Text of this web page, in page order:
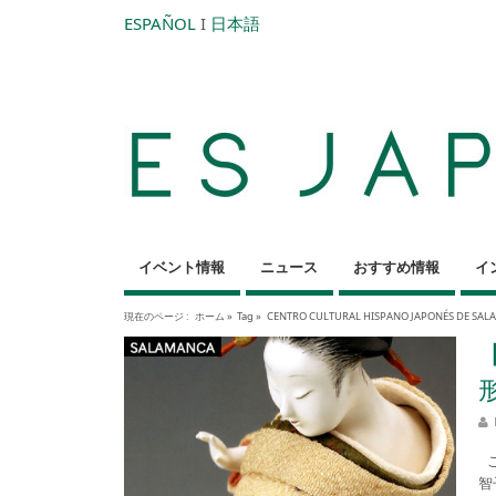
ESPAÑOL I 日本語
イベント情報 ニュース おすすめ情報 イ
現在のページ : ホーム » Tag » CENTRO CULTURAL HISPANO JAPONÉS DE